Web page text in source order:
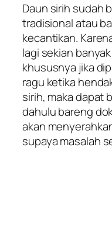
Daun sirih sudah
tradisional atau
kecantikan.
lagi sekian
khususnya jika
ragu ketika
sirih, maka dapat
dahulu bareng
akan
supaya masalah